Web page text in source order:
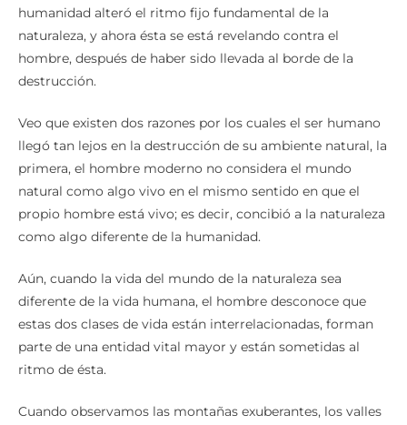
humanidad alteró el ritmo fijo fundamental de la
naturaleza, y ahora ésta se está revelando contra el
hombre, después de haber sido llevada al borde de la
destrucción.
Veo que existen dos razones por los cuales el ser humano
llegó tan lejos en la destrucción de su ambiente natural, la
primera, el hombre moderno no considera el mundo
natural como algo vivo en el mismo sentido en que el
propio hombre está vivo; es decir, concibió a la naturaleza
como algo diferente de la humanidad.
Aún, cuando la vida del mundo de la naturaleza sea
diferente de la vida humana, el hombre desconoce que
estas dos clases de vida están interrelacionadas, forman
parte de una entidad vital mayor y están sometidas al
ritmo de ésta.
Cuando observamos las montañas exuberantes, los valles